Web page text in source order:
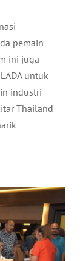
pemain
ini juga
untuk
industri
Thailand